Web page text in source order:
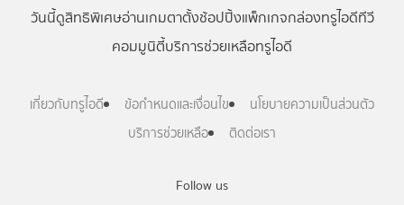
Follow us
วันนี้ดูสิทธิพิเศษอ่านเกมตาตั้งช้อปปิ้งแพ็กเกจกล่องทรูไอดีทีวี
คอมมูนิตี้บริการช่วยเหลือทรูไอดี
เกี่ยวกับทรูไอดี ข้อกำหนดและเงื่อนไข
นโยบายความเป็นส่วนตัว
บริการช่วยเหลือ
ติดต่อเรา